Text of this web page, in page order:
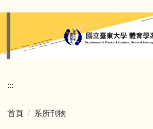
內
:::
首頁 系所刊物